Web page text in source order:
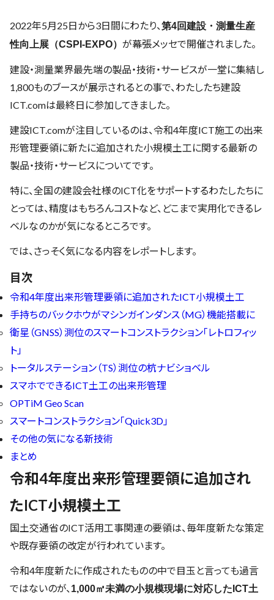
2022年5月25日から3日間にわたり、第4回建設・測量生産
性向上展（CSPI-EXPO） が幕張メッセで開催されました。
建設・測量業界最先端の製品・技術・サービスが一堂に集結し
1,800ものブースが展示されるとの事で、わたしたち建設
ICT.comは最終日に参加してきました。
建設ICT.comが注目しているのは、令和4年度ICT施工の出来
形管理要領に新たに追加された小規模土工に関する最新の
製品・技術・サービスについてです。
特に、全国の建設会社様のICT化をサポートするわたしたちに
とっては、精度はもちろんコストなど、どこまで実用化できるレ
ベルなのかが気になるところです。
では、さっそく気になる内容をレポートします。
目次
令和4年度出来形管理要領に追加されたICT小規模土工
手持ちのバックホウがマシンガインダンス（MG）機能搭載に
衛星（GNSS）測位のスマートコンストラクション「レトロフィッ
ト」
トータルステーション（TS）測位の杭ナビショベル
スマホでできるICT土工の出来形管理
OPTiM Geo Scan
スマートコンストラクション「Quick3D」
その他の気になる新技術
まとめ
令和4年度出来形管理要領に追加され
たICT小規模土工
国土交通省のICT活用工事関連の要領は、毎年度新たな策定
や既存要領の改定が行われています。
令和4年度新たに作成されたものの中で目玉と言っても過言
ではないのが、 1,000㎥未満の小規模現場に対応したICT土